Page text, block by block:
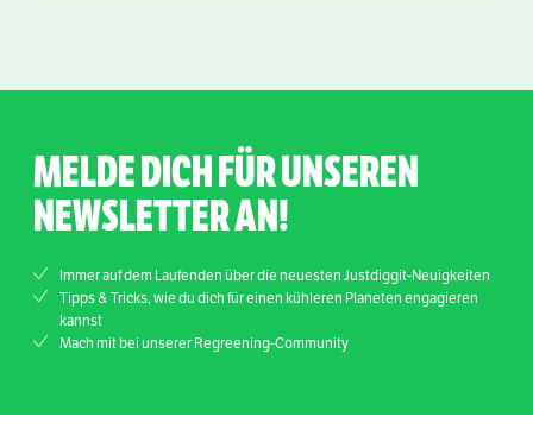
MELDE DICH FÜR UNSEREN
NEWSLETTER AN!
Immer auf dem Laufenden über die neuesten Justdiggit-Neuigkeiten
Tipps & Tricks, wie du dich für einen kühleren Planeten engagieren
kannst
Mach mit bei unserer Regreening-Community